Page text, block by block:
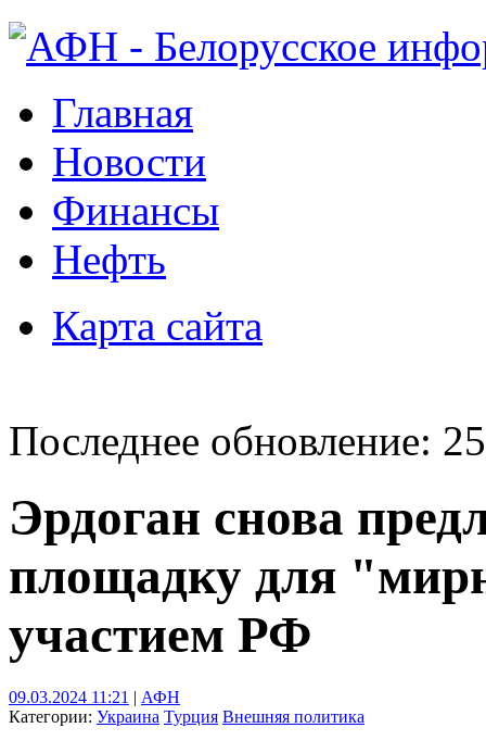
Главная
Новости
Финансы
Нефть
Карта сайта
Последнее обновление:
Эрдоган снова
площадку для
участием РФ
09.03.2024 11:21 | АФН
Категории: Украина Турция Внешняя политика